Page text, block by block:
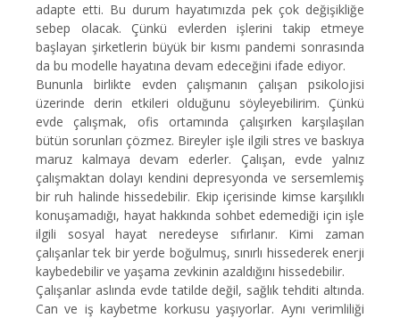
adapte etti. Bu durum hayatımızda pek çok değişikliğe
sebep olacak. Çünkü evlerden işlerini takip etmeye
başlayan şirketlerin büyük bir kısmı pandemi sonrasında
da bu modelle hayatına devam edeceğini ifade ediyor.
Bununla birlikte evden çalışmanın çalışan psikolojisi
üzerinde derin etkileri olduğunu söyleyebilirim. Çünkü
evde çalışmak, ofis ortamında çalışırken karşılaşılan
bütün sorunları çözmez. Bireyler işle ilgili stres ve baskıya
maruz kalmaya devam ederler. Çalışan, evde yalnız
çalışmaktan dolayı kendini depresyonda ve sersemlemiş
bir ruh halinde hissedebilir. Ekip içerisinde kimse karşılıklı
konuşamadığı, hayat hakkında sohbet edemediği için işle
ilgili sosyal hayat neredeyse sıfırlanır. Kimi zaman
çalışanlar tek bir yerde boğulmuş, sınırlı hissederek enerji
kaybedebilir ve yaşama zevkinin azaldığını hissedebilir.
Çalışanlar aslında evde tatilde değil, sağlık tehditi altında.
Can ve iş kaybetme korkusu yaşıyorlar. Aynı verimliliği